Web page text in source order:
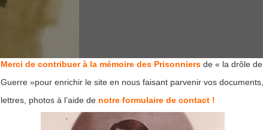
Merci de contribuer à la mémoire des Prisonniers de « la drôle de
Guerre »pour enrichir le site en nous faisant parvenir vos documents,
lettres, photos à l’aide de notre formulaire de contact !